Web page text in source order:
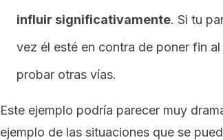
influir significativamente. Si tu
vez él esté en contra de poner fin
probar otras vías.
Este ejemplo podría parecer muy
ejemplo de las situaciones que se